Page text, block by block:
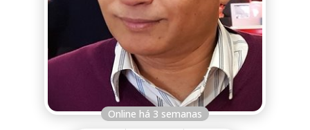
Online há 3 semanas